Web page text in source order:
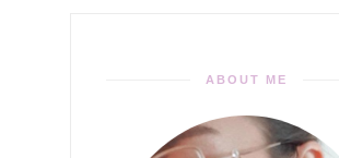
ABOUT ME